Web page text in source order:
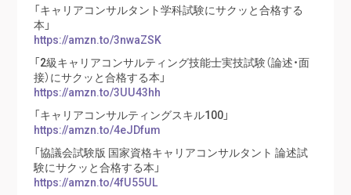
「キャリアコンサルタント学科試験にサクッと合格する
本」
https://amzn.to/3nwaZSK
「2級キャリアコンサルティング技能士実技試験（論述・面
接）にサクッと合格する本」
https://amzn.to/3UU43hh
「キャリアコンサルティングスキル100」
https://amzn.to/4eJDfum
「協議会試験版 国家資格キャリアコンサルタント 論述試
験にサクッと合格する本」
https://amzn.to/4fU55UL